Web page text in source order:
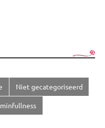
Niet gecategoriseerd